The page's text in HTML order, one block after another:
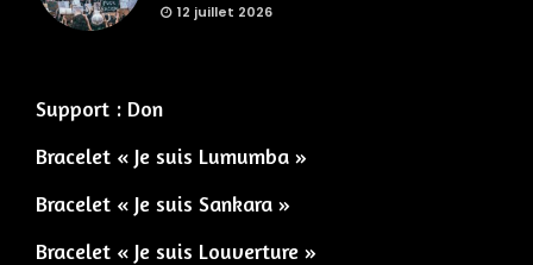
12 juillet 2026
Support : Don
Bracelet « Je suis Lumumba »
Bracelet « Je suis Sankara »
Bracelet « Je suis Louverture »